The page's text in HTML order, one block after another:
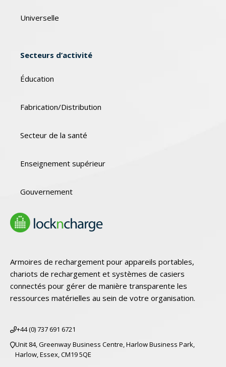
Armoires de rechargement pour appareils portables,
chariots de rechargement et systèmes de casiers
connectés pour gérer de manière transparente les
ressources matérielles au sein de votre organisation.
+44 (0) 737 691 6721
Unit 84, Greenway Business Centre, Harlow Business Park,
Harlow, Essex, CM19 5QE
Universelle
Secteurs d’activité
Éducation
Fabrication/Distribution
Secteur de la santé
Enseignement supérieur
Gouvernement